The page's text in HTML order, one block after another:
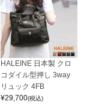
HALEINE 日本製 クロ
コダイル型押し 3way
リュック 4FB
¥29,700(税込)